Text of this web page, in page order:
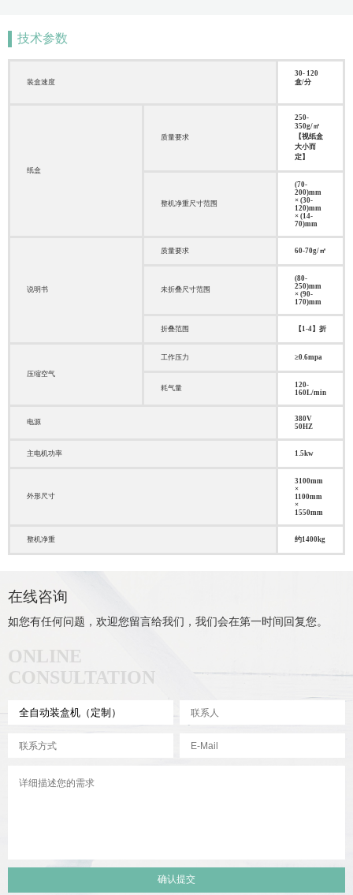
技术参数
装盒速度
30- 120
盒/分
纸盒
质量要求
250-
350g/㎡
【视纸盒
大小而
定】
整机净重尺寸范围
(70-
200)mm
× (30-
120)mm
× (14-
70)mm
说明书
质量要求 60-70g/㎡
未折叠尺寸范围
(80-
250)mm
× (90-
170)mm
折叠范围 【1-4】折
压缩空气
工作压力 ≥0.6mpa
耗气量
120-
160L/min
电源
380V
50HZ
主电机功率 1.5kw
外形尺寸
3100mm
×
1100mm
×
1550mm
整机净重 约1400kg
在线咨询
如您有任何问题，欢迎您留言给我们，我们会在第一时间回复您。
ONLINE
CONSULTATION